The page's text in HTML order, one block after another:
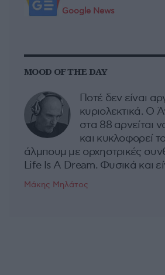
Google News
MOOD OF THE DAY
Ποτέ δεν είναι
κυριολεκτικά. Ο
στα 88 αρνείται
και κυκλοφορεί
άλμπουμ με ορχηστρικές
Life Is A Dream. Φυσικά και
Μάκης Μηλάτος